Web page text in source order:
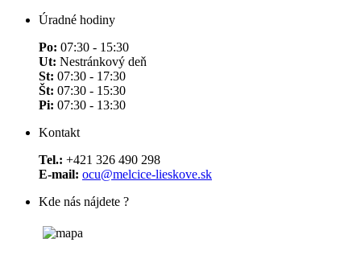
Úradné hodiny
Po: 07:30 - 15:30
Ut: Nestránkový deň
St: 07:30 - 17:30
Št: 07:30 - 15:30
Pi: 07:30 - 13:30
Kontakt
Tel.: +421 326 490 298
E-mail: ocu@melcice-lieskove.sk
Kde nás nájdete ?